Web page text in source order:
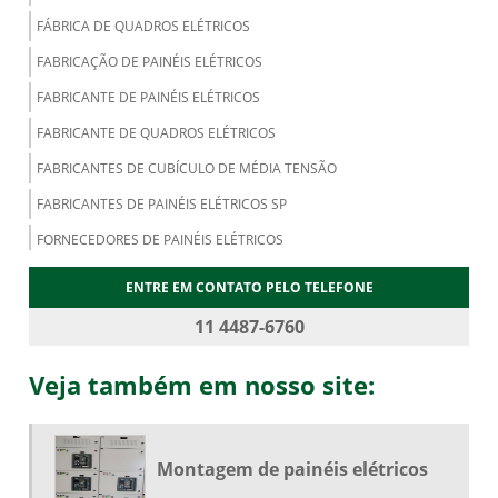
FÁBRICA DE QUADROS ELÉTRICOS
FABRICAÇÃO DE PAINÉIS ELÉTRICOS
FABRICANTE DE PAINÉIS ELÉTRICOS
FABRICANTE DE QUADROS ELÉTRICOS
FABRICANTES DE CUBÍCULO DE MÉDIA TENSÃO
FABRICANTES DE PAINÉIS ELÉTRICOS SP
FORNECEDORES DE PAINÉIS ELÉTRICOS
MONTAGEM DE PAINÉIS ELÉTRICOS
MONTAGEM DE QUADROS ELÉTRICOS
PAINEL ELÉTRICO INDUSTRIAL
QUADRO DE DISTRIBUIÇÃO ENERGIA
ENTRE EM CONTATO PELO TELEFONE
11 4487-6760
Veja também em nosso site:
Montagem de painéis elétricos